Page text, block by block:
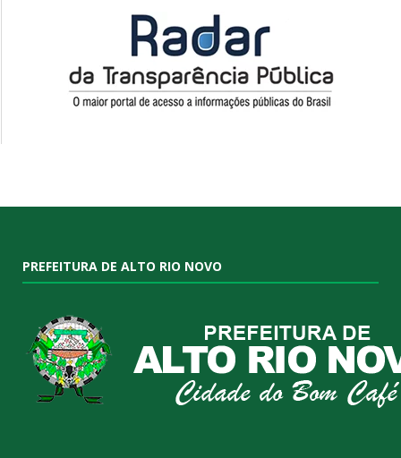
PREFEITURA DE ALTO RIO NOVO